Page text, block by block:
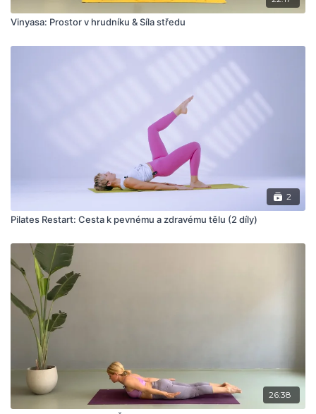
Vinyasa: Prostor v hrudníku & Síla středu
2
Pilates Restart: Cesta k pevnému a zdravému tělu (2 díly)
26:38